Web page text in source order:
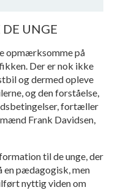
UNGE
opmærksomme på
Der er nok ikke
og dermed opleve
og den forståelse,
fortæller
Frank Davidsen,
til de unge, der
en pædagogisk, men
nyttig viden om